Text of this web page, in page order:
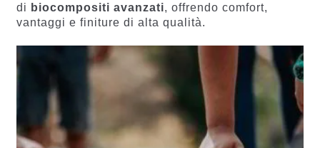
di biocompositi avanzati, offrendo comfort,
vantaggi e finiture di alta qualità.